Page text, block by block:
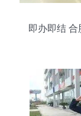
即办即结 合